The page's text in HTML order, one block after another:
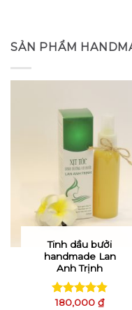
SẢN PHẨM
Tinh dầu bưởi
handmade Lan
Anh Trịnh
Được xếp
180,000₫